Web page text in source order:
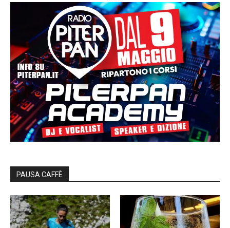
PAUSA CAFFÈ